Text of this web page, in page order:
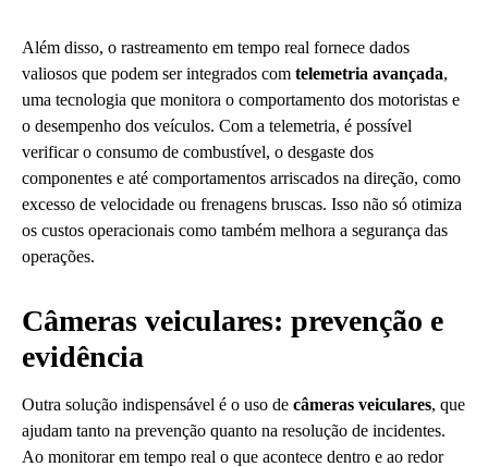
Além disso, o rastreamento em tempo real fornece dados
valiosos que podem ser integrados com telemetria avançada,
uma tecnologia que monitora o comportamento dos motoristas e
o desempenho dos veículos. Com a telemetria, é possível
verificar o consumo de combustível, o desgaste dos
componentes e até comportamentos arriscados na direção, como
excesso de velocidade ou frenagens bruscas. Isso não só otimiza
os custos operacionais como também melhora a segurança das
operações.
Câmeras veiculares: prevenção e
evidência
Outra solução indispensável é o uso de câmeras veiculares, que
ajudam tanto na prevenção quanto na resolução de incidentes.
Ao monitorar em tempo real o que acontece dentro e ao redor